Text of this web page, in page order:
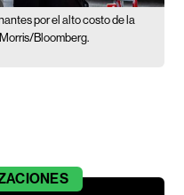
por el alto costo de la
Bloomberg.